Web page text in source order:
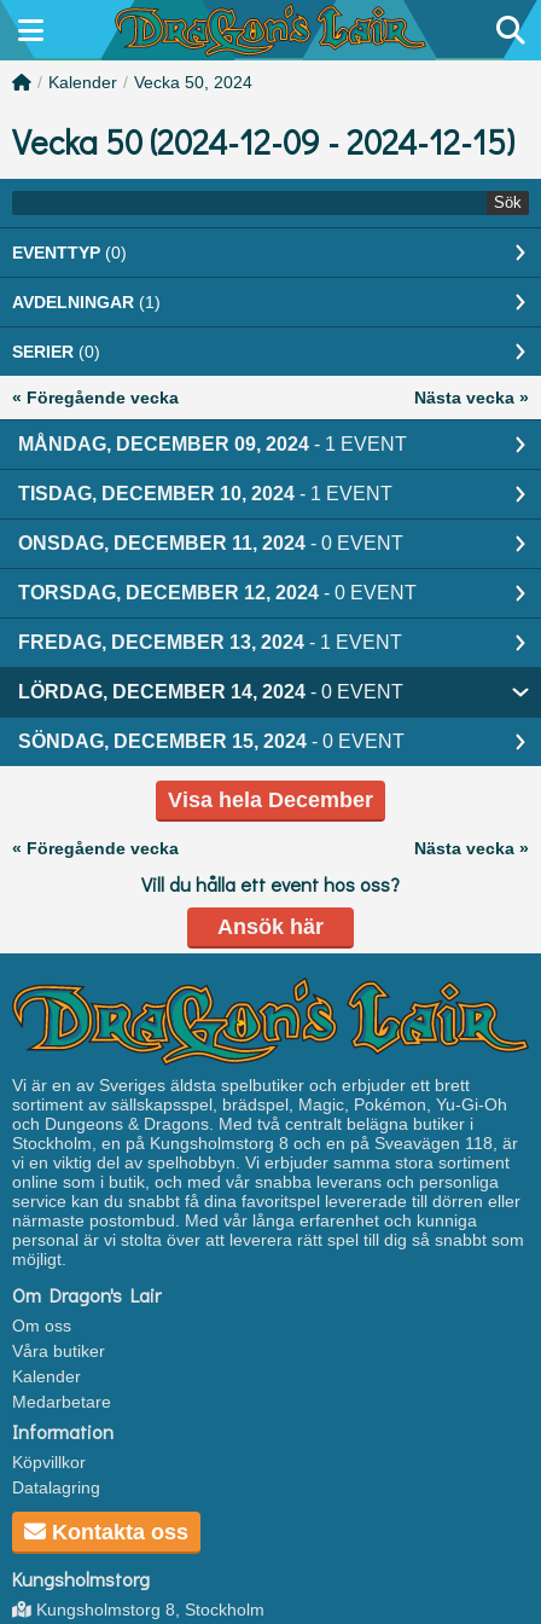
/ Kalender / Vecka 50, 2024
Vecka 50 (2024-12-09 - 2024-12-15)
Sök
EVENTTYP (0)
AVDELNINGAR (1)
SERIER (0)
« Föregående vecka Nästa vecka »
MÅNDAG, DECEMBER 09, 2024 - 1 EVENT
TISDAG, DECEMBER 10, 2024 - 1 EVENT
ONSDAG, DECEMBER 11, 2024 - 0 EVENT
TORSDAG, DECEMBER 12, 2024 - 0 EVENT
FREDAG, DECEMBER 13, 2024 - 1 EVENT
LÖRDAG, DECEMBER 14, 2024 - 0 EVENT
SÖNDAG, DECEMBER 15, 2024 - 0 EVENT
Visa hela December
« Föregående vecka Nästa vecka »
Vill du hålla ett event hos oss?
Ansök här
Vi är en av Sveriges äldsta spelbutiker och erbjuder ett brett
sortiment av sällskapsspel, brädspel, Magic, Pokémon, Yu-Gi-Oh
och Dungeons & Dragons. Med två centralt belägna butiker i
Stockholm, en på Kungsholmstorg 8 och en på Sveavägen 118, är
vi en viktig del av spelhobbyn. Vi erbjuder samma stora sortiment
online som i butik, och med vår snabba leverans och personliga
service kan du snabbt få dina favoritspel levererade till dörren eller
närmaste postombud. Med vår långa erfarenhet och kunniga
personal är vi stolta över att leverera rätt spel till dig så snabbt som
möjligt.
Om Dragon's Lair
Om oss
Våra butiker
Kalender
Medarbetare
Information
Köpvillkor
Datalagring
Kontakta oss
Kungsholmstorg
Kungsholmstorg 8, Stockholm